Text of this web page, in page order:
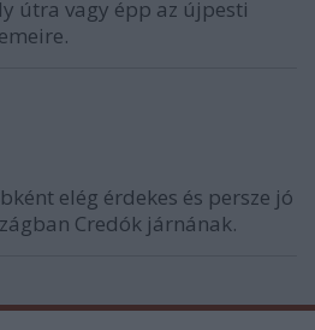
útra vagy épp az újpesti
elég érdekes és persze jó
Credók járnának.